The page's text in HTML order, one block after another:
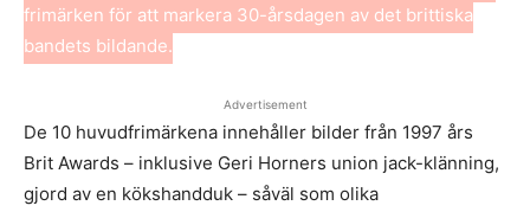
frimärken för att markera 30-årsdagen av det brittiska
bandets bildande.
Advertisement
De 10 huvudfrimärkena innehåller bilder från 1997 års
Brit Awards – inklusive Geri Horners union jack-klänning,
gjord av en kökshandduk – såväl som olika